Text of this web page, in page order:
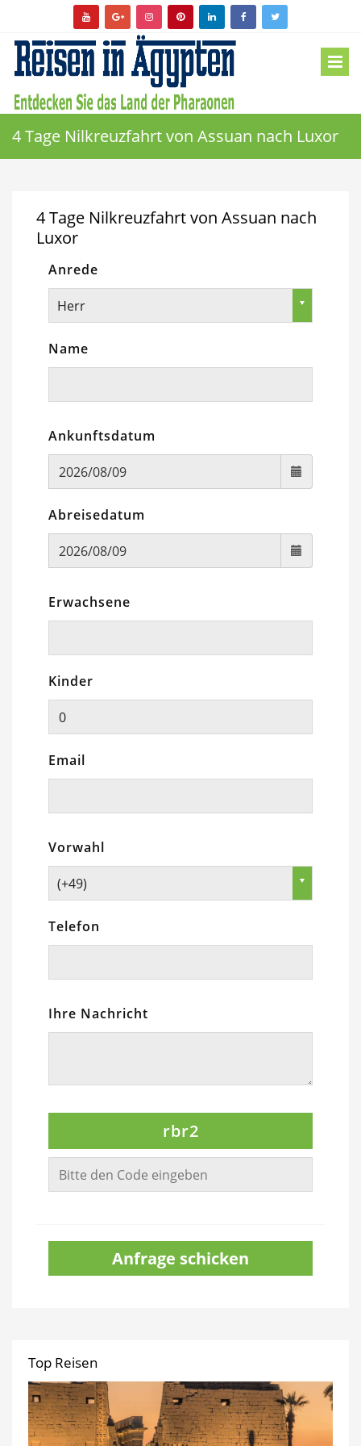
4 Tage Nilkreuzfahrt von Assuan nach Luxor
4 Tage Nilkreuzfahrt von Assuan nach
Luxor
Anrede
Herr
Name
Ankunftsdatum
Abreisedatum
Erwachsene
Kinder
Email
Vorwahl
(+49)
Telefon
Ihre Nachricht
rbr2
Anfrage schicken
Top Reisen